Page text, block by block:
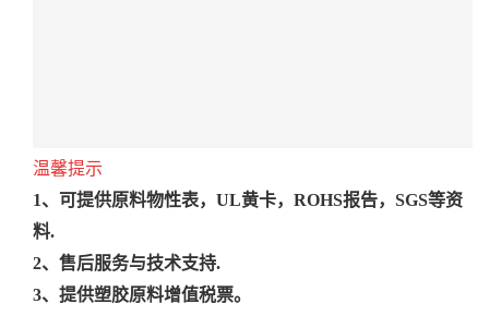
温馨提示
1、可提供原料物性表，UL黄卡，ROHS报告，SGS等资
料.
2、售后服务与技术支持.
3、提供塑胶原料增值税票。